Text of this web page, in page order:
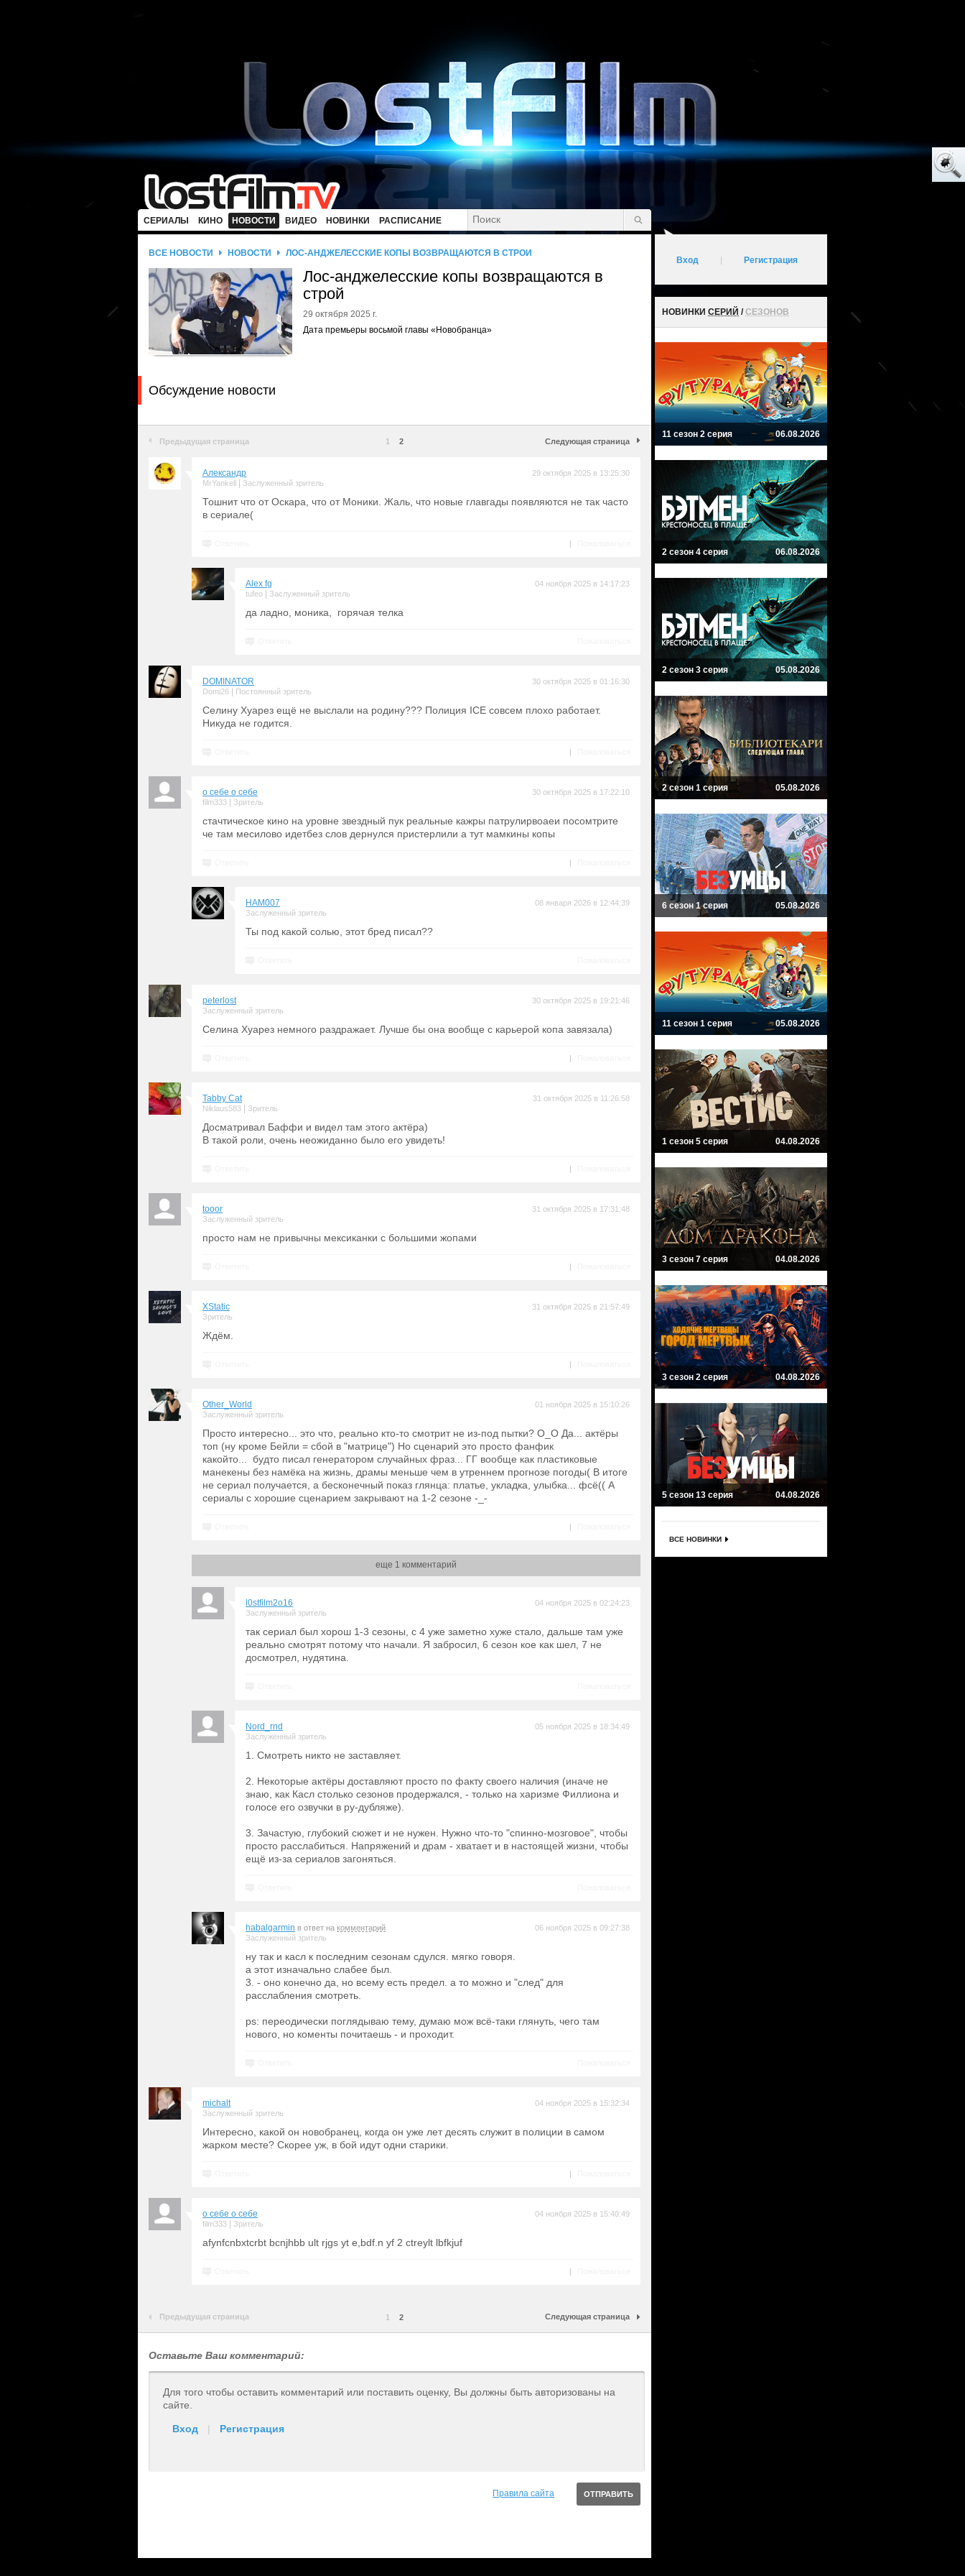
СЕРИАЛЫ КИНО НОВОСТИ ВИДЕО НОВИНКИ РАСПИСАНИЕ
ВСЕ НОВОСТИ НОВОСТИ ЛОС-АНДЖЕЛЕССКИЕ КОПЫ ВОЗВРАЩАЮТСЯ В СТРОЙ
Лос-анджелесские копы возвращаются в
строй
29 октября 2025 г.
Дата премьеры восьмой главы «Новобранца»
Обсуждение новости
Предыдущая страница 1 2 Следующая страница
Александр
MrYankell Заслуженный зритель
29 октября 2025 в 13:25:30
Тошнит что от Оскара, что от Моники. Жаль, что новые главгады появляются не так часто
в сериале(
|
Alex fg
tufeo Заслуженный зритель
04 ноября 2025 в 14:17:23
да ладно, моника, горячая телка
DOMINATOR
Domi26 Постоянный зритель
30 октября 2025 в 01:16:30
Селину Хуарез ещё не выслали на родину??? Полиция ICE совсем плохо работает.
Никуда не годится.
|
о себе о себе
film333 Зритель
30 октября 2025 в 17:22:10
стачтическое кино на уровне звездный пук реальные кажры патрулирвоаеи посомтрите
че там месилово идетбез слов дернулся пристерлили а тут мамкины копы
|
HAM007
Заслуженный зритель
08 января 2026 в 12:44:39
Ты под какой солью, этот бред писал??
peterlost
Заслуженный зритель
30 октября 2025 в 19:21:46
Селина Хуарез немного раздражает. Лучше бы она вообще с карьерой копа завязала)
|
Tabby Cat
Niklaus583 Зритель
31 октября 2025 в 11:26:58
Досматривал Баффи и видел там этого актёра)
В такой роли, очень неожиданно было его увидеть!
|
tooor
Заслуженный зритель
31 октября 2025 в 17:31:48
просто нам не привычны мексиканки с большими жопами
|
XStatic
Зритель
31 октября 2025 в 21:57:49
Ждём.
|
Other_World
Заслуженный зритель
01 ноября 2025 в 15:10:26
Просто интересно... это что, реально кто-то смотрит не из-под пытки? O_O Да... актёры
топ (ну кроме Бейли = сбой в "матрице") Но сценарий это просто фанфик
какойто... будто писал генератором случайных фраз... ГГ вообще как пластиковые
манекены без намёка на жизнь, драмы меньше чем в утреннем прогнозе погоды( В итоге
не сериал получается, а бесконечный показ глянца: платье, укладка, улыбка... фсё(( А
сериалы с хорошие сценарием закрывают на 1-2 сезоне -_-
|
еще 1 комментарий
l0stfilm2o16
Заслуженный зритель
04 ноября 2025 в 02:24:23
так сериал был хорош 1-3 сезоны, с 4 уже заметно хуже стало, дальше там уже
реально смотрят потому что начали. Я забросил, 6 сезон кое как шел, 7 не
досмотрел, нудятина.
Nord_rnd
Заслуженный зритель
05 ноября 2025 в 18:34:49
1. Смотреть никто не заставляет.
2. Некоторые актёры доставляют просто по факту своего наличия (иначе не
знаю, как Касл столько сезонов продержался, - только на харизме Филлиона и
голосе его озвучки в ру-дубляже).
3. Зачастую, глубокий сюжет и не нужен. Нужно что-то "спинно-мозговое", чтобы
просто расслабиться. Напряжений и драм - хватает и в настоящей жизни, чтобы
ещё из-за сериалов загоняться.
habalgarmin в ответ на комментарий
Заслуженный зритель
06 ноября 2025 в 09:27:38
ну так и касл к последним сезонам сдулся. мягко говоря.
а этот изначально слабее был.
3. - оно конечно да, но всему есть предел. а то можно и "след" для
расслабления смотреть.
ps: переодически поглядываю тему, думаю мож всё-таки глянуть, чего там
нового, но коменты почитаешь - и проходит.
michalt
Заслуженный зритель
04 ноября 2025 в 15:32:34
Интересно, какой он новобранец, когда он уже лет десять служит в полиции в самом
жарком месте? Скорее уж, в бой идут одни старики.
|
о себе о себе
film333 Зритель
04 ноября 2025 в 15:40:49
afynfcnbxtcrbt bcnjhbb ult rjgs yt e,bdf.n yf 2 ctreylt lbfkjuf
|
Предыдущая страница 1 2 Следующая страница
Оставьте Ваш комментарий:
Для того чтобы оставить комментарий или поставить оценку, Вы должны быть авторизованы на
сайте.
Вход | Регистрация
Правила сайта
Вход Регистрация
НОВИНКИ СЕРИЙ /СЕЗОНОВ
11 сезон 2 серия 06.08.2026
2 сезон 4 серия 06.08.2026
2 сезон 3 серия 05.08.2026
2 сезон 1 серия 05.08.2026
6 сезон 1 серия 05.08.2026
11 сезон 1 серия 05.08.2026
1 сезон 5 серия 04.08.2026
3 сезон 7 серия 04.08.2026
3 сезон 2 серия 04.08.2026
5 сезон 13 серия 04.08.2026
ВСЕ НОВИНКИ